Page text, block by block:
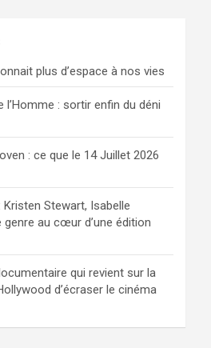
plus d’espace à nos vies
l’Homme : sortir enfin du déni
: ce que le 14 Juillet 2026
Stewart, Isabelle
au cœur d’une édition
qui revient sur la
d’écraser le cinéma